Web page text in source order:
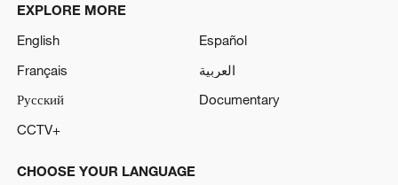
EXPLORE MORE
English
Español
Français
العربية
Русский
Documentary
CCTV+
CHOOSE YOUR LANGUAGE